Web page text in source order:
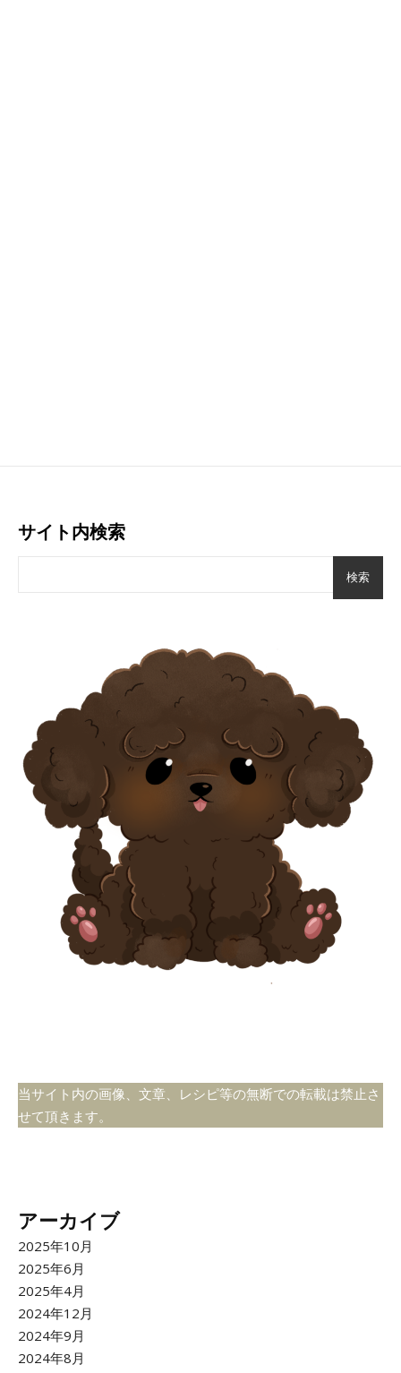
サイト内検索
検索
当サイト内の画像、文章、レシピ等の無断での転載は禁止さ
せて頂きます。
アーカイブ
2025年10月
2025年6月
2025年4月
2024年12月
2024年9月
2024年8月